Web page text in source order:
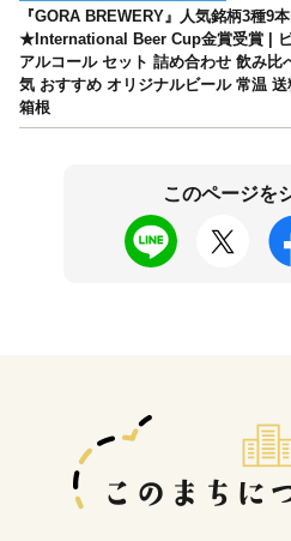
『GORA BREWERY』人気銘柄3種9
★International Beer Cup金賞受賞 |
アルコール セット 詰め合わせ 飲み比
気 おすすめ オリジナルビール 常温
箱根
このページを